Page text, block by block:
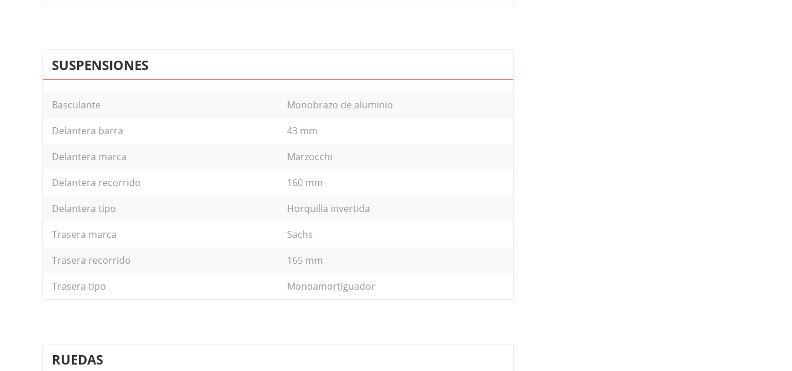
SUSPENSIONES
Basculante
Monobrazo de aluminio
Delantera barra
43 mm
Delantera marca
Marzocchi
Delantera recorrido
160 mm
Delantera tipo
Horquilla invertida
Trasera marca
Sachs
Trasera recorrido
165 mm
Trasera tipo
Monoamortiguador
RUEDAS